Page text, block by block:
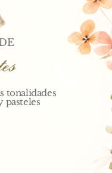
tonalidades
pasteles